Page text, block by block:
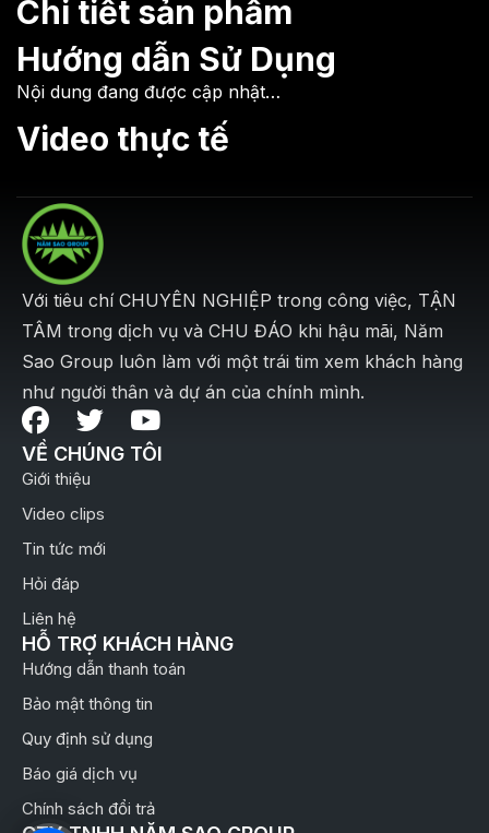
Chi tiết sản phẩm
Hướng dẫn Sử Dụng
Nội dung đang được cập nhật…
Video thực tế
Với tiêu chí CHUYÊN NGHIỆP trong công việc, TẬN
TÂM trong dịch vụ và CHU ĐÁO khi hậu mãi, Năm
Sao Group luôn làm với một trái tim xem khách hàng
như người thân và dự án của chính mình.
VỀ CHÚNG TÔI
Giới thiệu
Video clips
Tin tức mới
Hỏi đáp
Liên hệ
HỖ TRỢ KHÁCH HÀNG
Hướng dẫn thanh toán
Bảo mật thông tin
Quy định sử dụng
Báo giá dịch vụ
Chính sách đổi trả